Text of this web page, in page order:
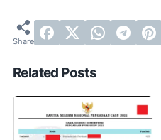
Related Posts